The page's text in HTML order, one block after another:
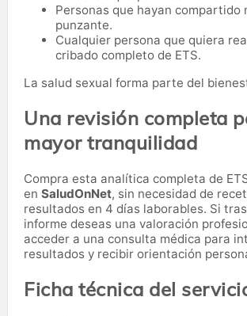
Personas que hayan compartido
punzante.
Cualquier persona que quiera
cribado completo de ETS.
La salud sexual forma parte del
Una revisión completa
mayor tranquilidad
Compra esta analítica completa de
en SaludOnNet, sin necesidad de
resultados en 4 días laborables. Si
informe deseas una valoración
acceder a una consulta médica para
resultados y recibir orientación
Ficha técnica del